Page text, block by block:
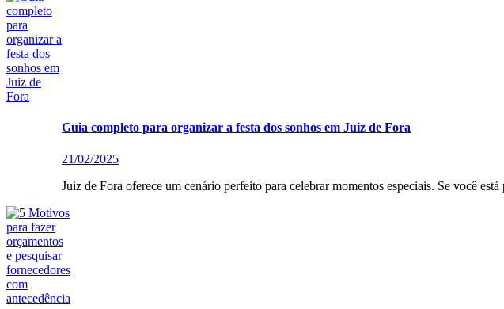
Guia completo para organizar a festa dos sonhos em Juiz de Fora
21/02/2025
Juiz de Fora oferece um cenário perfeito para celebrar momentos especiais. Se você